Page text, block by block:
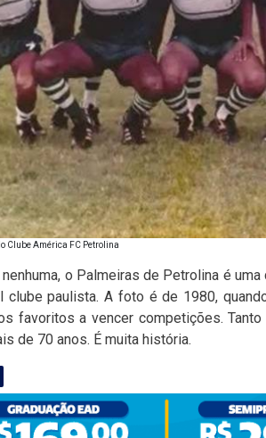
Clube América FC Petrolina
o Palmeiras de Petrolina é
clube paulista. A foto é de 1980,
favoritos a vencer competições.
de 70 anos. É muita história.